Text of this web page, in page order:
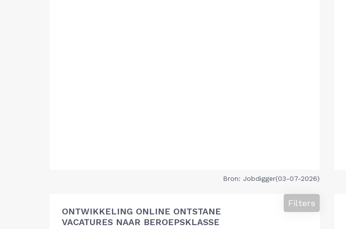
Bron: Jobdigger(03-07-2026)
ONTWIKKELING ONLINE ONTSTANE
VACATURES NAAR BEROEPSKLASSE
Filters